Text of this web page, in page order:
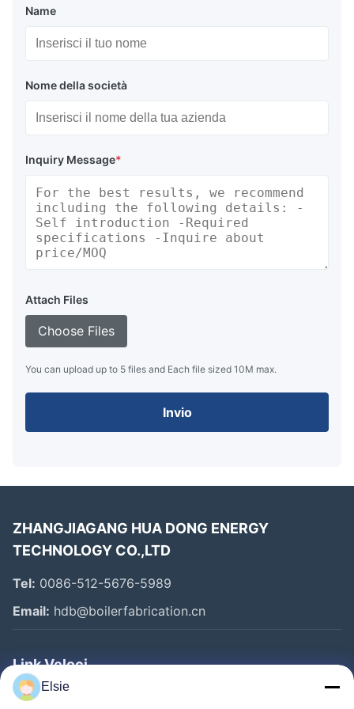
Name
Nome della società
Inquiry Message*
Attach Files
Choose Files
You can upload up to 5 files and Each file sized 10M max.
Invio
ZHANGJIAGANG HUA DONG ENERGY
TECHNOLOGY CO.,LTD
Tel: 0086-512-5676-5989
Email: hdb@boilerfabrication.cn
Link Veloci
Casa
Elsie